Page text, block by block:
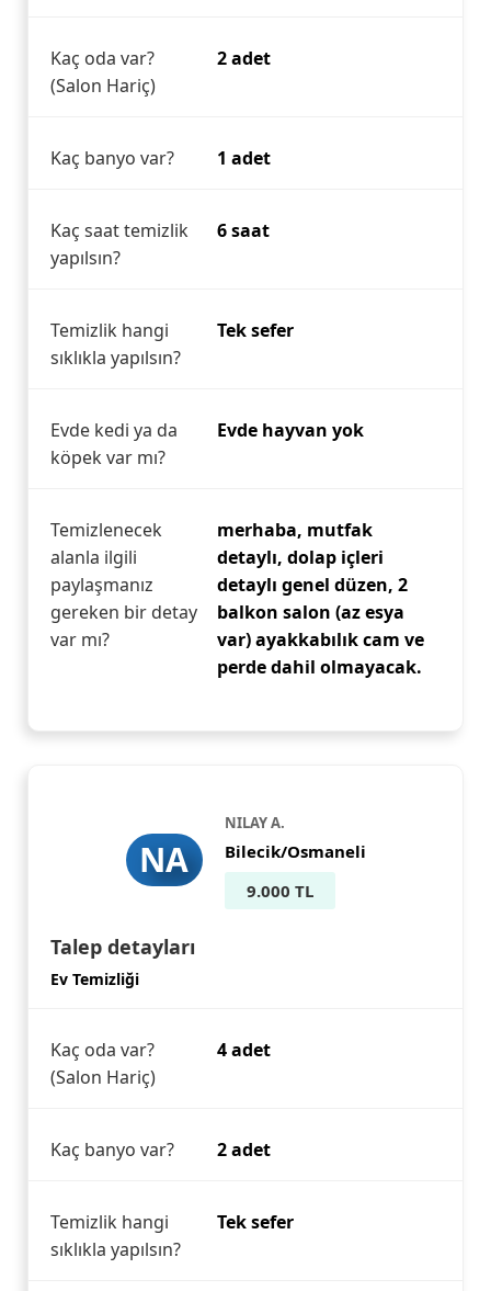
Kaç oda var?
(Salon Hariç)
2 adet
Kaç banyo var? 1 adet
Kaç saat temizlik
yapılsın?
6 saat
Temizlik hangi
sıklıkla yapılsın?
Tek sefer
Evde kedi ya da
köpek var mı?
Evde hayvan yok
Temizlenecek
alanla ilgili
paylaşmanız
gereken bir detay
var mı?
merhaba, mutfak
detaylı, dolap içleri
detaylı genel düzen, 2
balkon salon (az esya
var) ayakkabılık cam ve
perde dahil olmayacak.
NA
NILAY A.
Bilecik/Osmaneli
9.000 TL
Talep detayları
Ev Temizliği
Kaç oda var?
(Salon Hariç)
4 adet
Kaç banyo var? 2 adet
Temizlik hangi
sıklıkla yapılsın?
Tek sefer